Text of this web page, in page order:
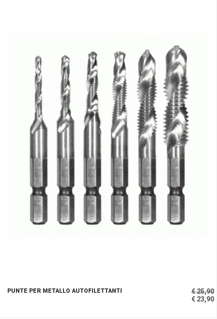
PUNTE PER METALLO AUTOFILETTANTI
€ 25,90
€ 23,90